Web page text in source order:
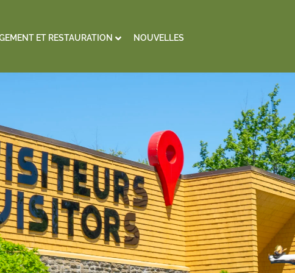
ET RESTAURATION NOUVELLES